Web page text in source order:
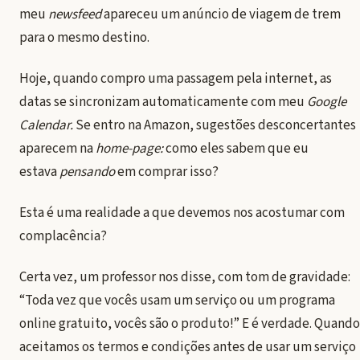
meu newsfeedapareceu um anúncio de viagem de trem
para o mesmo destino.
Hoje, quando compro uma passagem pela internet, as
datas se sincronizam automaticamente com meu Google
Calendar.Se entro na Amazon, sugestões desconcertantes
aparecem nahome-page:como eles sabem que eu
estavapensandoem comprar isso?
Esta é uma realidade a que devemos nos acostumar com
complacência?
Certa vez, um professor nos disse, com tom de gravidade:
“Toda vez que vocês usam um serviço ou um programa
online gratuito, vocês são o produto!” E é verdade. Quando
aceitamos os termos e condições antes de usar um serviço